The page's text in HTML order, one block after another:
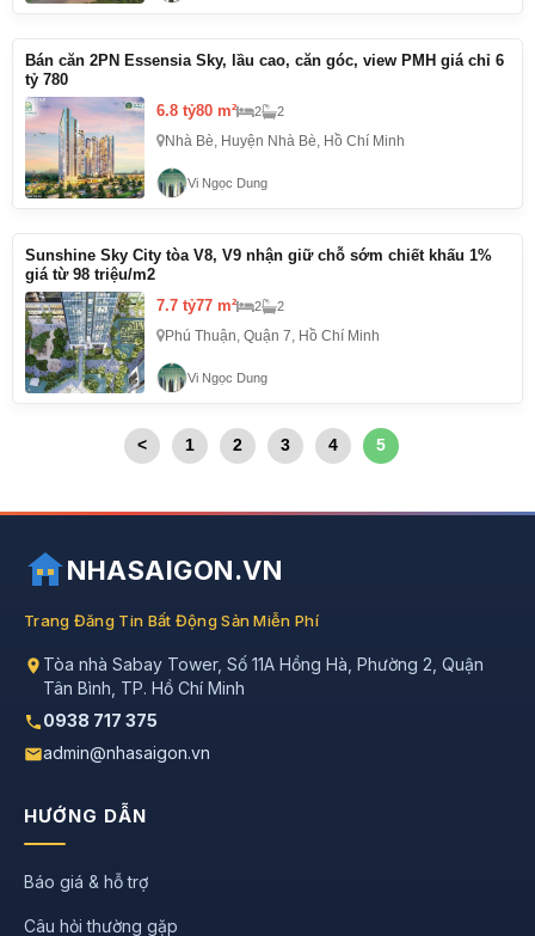
Bán căn 2PN Essensia Sky, lầu cao, căn góc, view PMH giá chỉ 6
tỷ 780
6.8 tỷ80 m² 2 2
Nhà Bè, Huyện Nhà Bè, Hồ Chí Minh
Vi Ngọc Dung
Sunshine Sky City tòa V8, V9 nhận giữ chỗ sớm chiết khấu 1%
giá từ 98 triệu/m2
7.7 tỷ77 m² 2 2
Phú Thuận, Quận 7, Hồ Chí Minh
Vi Ngọc Dung
< 1 2 3 4 5
NHASAIGON.VN
Trang Đăng Tin Bất Động Sản Miễn Phí
Tòa nhà Sabay Tower, Số 11A Hồng Hà, Phường 2, Quận
Tân Bình, TP. Hồ Chí Minh
0938 717 375
admin@nhasaigon.vn
HƯỚNG DẪN
Báo giá & hỗ trợ
Câu hỏi thường gặp